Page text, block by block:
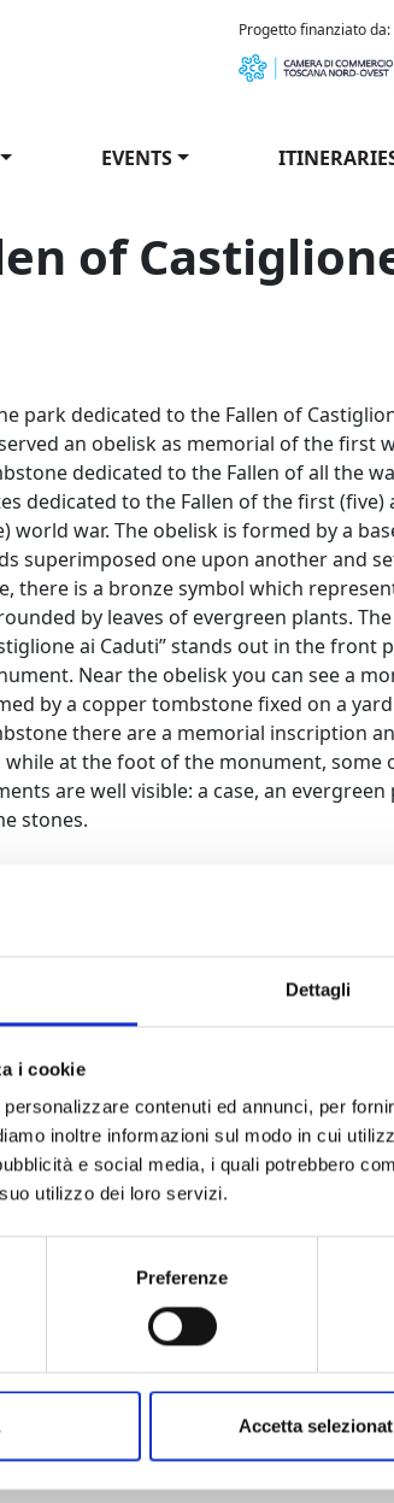
Dettagli
i cookie
contenuti ed annunci, per
inoltre informazioni sul modo in cui
e social media, i quali potrebbero
utilizzo dei loro servizi.
Preferenze
Accetta
Progetto finanziato da:
EVENTS
of
dei Caduti di Castiglione Garfagnana /
park dedicated to the Fallen of
an obelisk as memorial of the first
dedicated to the Fallen of all the
dedicated to the Fallen of the first (five)
world war. The obelisk is formed by a
superimposed one upon another and
there is a bronze symbol which
by leaves of evergreen plants.
ai Caduti” stands out in the front
Near the obelisk you can see a
by a copper tombstone fixed on a
there are a memorial inscription
while at the foot of the monument, some
are well visible: a case, an evergreen
stones.
troops
inaugurazione 22 maggio 2004. Foto
particolare dell'obelisco
Parco dei Caduti, targa in onore
Parco